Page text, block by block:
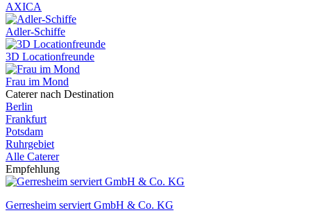
AXICA
Adler-Schiffe
3D Locationfreunde
Frau im Mond
Caterer nach Destination
Berlin
Frankfurt
Potsdam
Ruhrgebiet
Alle Caterer
Empfehlung
Gerresheim serviert GmbH & Co. KG